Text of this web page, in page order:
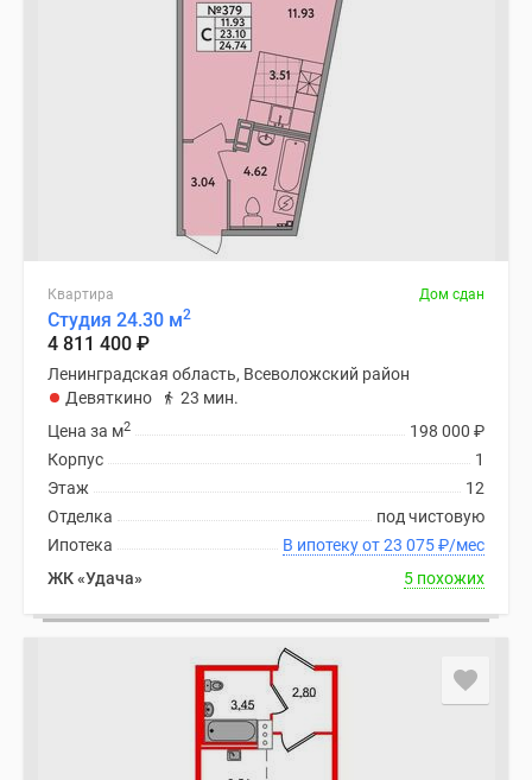
Квартира Дом сдан
Студия 24.30 м2
4 811 400 ₽
Ленинградская область, Всеволожский район
Девяткино
23 мин.
198 000 ₽
Цена за м2
1
Корпус
12
Этаж
под чистовую
Отделка
В ипотеку от 23 075₽/мес
Ипотека
ЖК «Удача»
5 похожих